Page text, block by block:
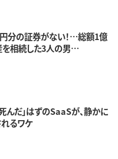
分の証券がない！…総額1億
を相続した3人の男…
死んだ」はずのSaaSが、静かに
るワケ